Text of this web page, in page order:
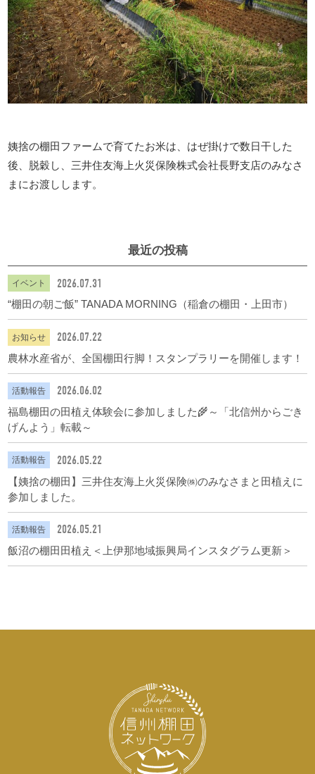
姨捨の棚田ファームで育てたお米は、はぜ掛けで数日干した
後、脱穀し、三井住友海上火災保険株式会社長野支店のみなさ
まにお渡しします。
最近の投稿
イベント 2026.07.31
“棚田の朝ご飯” TANADA MORNING（稲倉の棚田・上田市）
お知らせ 2026.07.22
農林水産省が、全国棚田行脚！スタンプラリーを開催します！
活動報告 2026.06.02
福島棚田の田植え体験会に参加しました🌾～「北信州からごき
げんよう」転載～
活動報告 2026.05.22
【姨捨の棚田】三井住友海上火災保険㈱のみなさまと田植えに
参加しました。
活動報告 2026.05.21
飯沼の棚田田植え＜上伊那地域振興局インスタグラム更新＞